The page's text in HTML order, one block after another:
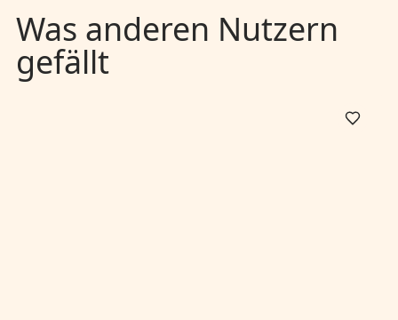
Was anderen Nutzern
gefällt